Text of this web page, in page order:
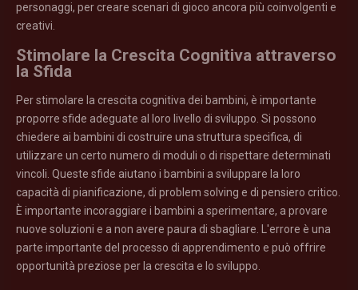
personaggi, per creare scenari di gioco ancora più coinvolgenti e
creativi.
Stimolare la Crescita Cognitiva attraverso
la Sfida
Per stimolare la crescita cognitiva dei bambini, è importante
proporre sfide adeguate al loro livello di sviluppo. Si possono
chiedere ai bambini di costruire una struttura specifica, di
utilizzare un certo numero di moduli o di rispettare determinati
vincoli. Queste sfide aiutano i bambini a sviluppare la loro
capacità di pianificazione, di problem solving e di pensiero critico.
È importante incoraggiare i bambini a sperimentare, a provare
nuove soluzioni e a non avere paura di sbagliare. L'errore è una
parte importante del processo di apprendimento e può offrire
opportunità preziose per la crescita e lo sviluppo.